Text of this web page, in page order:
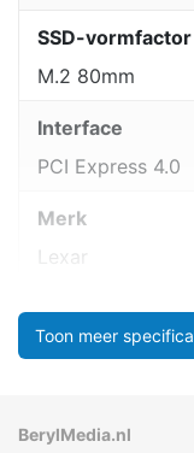
SSD-vormfactor
M.2 80mm
Interface
PCI Express 4.0
Merk
Lexar
Toon meer
BerylMedia.nl